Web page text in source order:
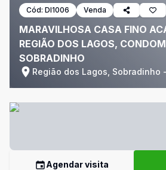
Cód: DI1006 Venda
MARAVILHOSA CASA FINO
REGIÃO DOS LAGOS,
SOBRADINHO
Região dos Lagos, Sobradinho
Agendar visita